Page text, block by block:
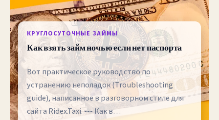
КРУГЛОСУТОЧНЫЕ ЗАЙМЫ
Как взять займ ночью если нет паспорта
Вот практическое руководство по
устранению неполадок (Troubleshooting
guide), написанное в разговорном стиле для
сайта Ridex.Taxi. --- Как в…